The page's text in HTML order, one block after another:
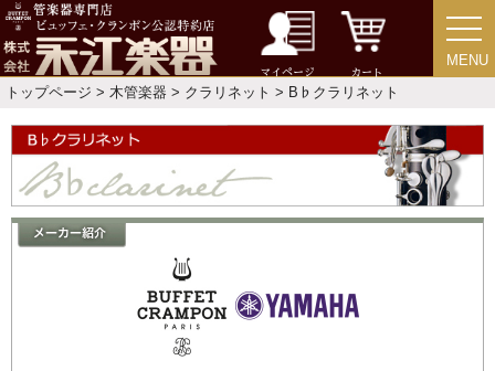
マイページ カート
MENU
MENU
トップページ > 木管楽器 > クラリネット > B♭クラリネット